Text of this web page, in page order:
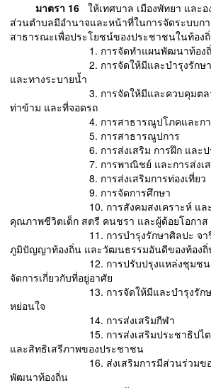
มาตรา 16 ให้เทศบาล เมืองพัทยา และ
ส่วนตําบลมีอํานาจและหน้าที่ในการจัดระบบก
สาธารณะเพื่อประโยชน์ของประชาชนในท้อง
1. การจัดทําแผนพัฒนาท้องถิ่นข
2. การจัดให้มีและบํารุงรักษาทา
และทางระบายน้ำ
3. การจัดให้มีและควบคุมตลาด
ท่าข้าม และที่จอดรถ
4. การสาธารณูปโภคและการก่
5. การสาธารณูปการ
6. การส่งเสริม การฝึก และประ
7. การพาณิชย์ และการส่งเสริม
8. การส่งเสริมการท่องเที่ยว
9. การจัดการศึกษา
10. การสังคมสงเคราะห์ และก
คุณภาพชีวิตเด็ก สตรี คนชรา และผู้ด้อยโอกาส
11. การบํารุงรักษาศิลปะ จารีต
ภูมิปัญญาท้องถิ่น และวัฒนธรรมอันดีของท้อง
12. การปรับปรุงแหล่งชุมชนแอ
จัดการเกี่ยวกับที่อยู่อาศัย
13. การจัดให้มีและบํารุงรักษาส
หย่อนใจ
14. การส่งเสริมกีฬา
15. การส่งเสริมประชาธิปไตย ค
และสิทธิเสรีภาพของประชาชน
16. ส่งเสริมการมีส่วนร่วมของร
พัฒนาท้องถิ่น